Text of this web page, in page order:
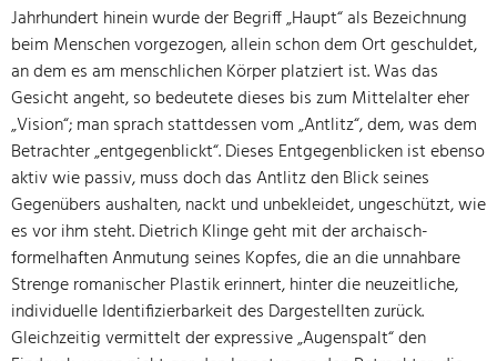
Jahrhundert hinein wurde der Begriff „Haupt“ als Bezeichnung
beim Menschen vorgezogen, allein schon dem Ort geschuldet,
an dem es am menschlichen Körper platziert ist. Was das
Gesicht angeht, so bedeutete dieses bis zum Mittelalter eher
„Vision“; man sprach stattdessen vom „Antlitz“, dem, was dem
Betrachter „entgegenblickt“. Dieses Entgegenblicken ist ebenso
aktiv wie passiv, muss doch das Antlitz den Blick seines
Gegenübers aushalten, nackt und unbekleidet, ungeschützt, wie
es vor ihm steht. Dietrich Klinge geht mit der archaisch-
formelhaften Anmutung seines Kopfes, die an die unnahbare
Strenge romanischer Plastik erinnert, hinter die neuzeitliche,
individuelle Identifizierbarkeit des Dargestellten zurück.
Gleichzeitig vermittelt der expressive „Augenspalt“ den